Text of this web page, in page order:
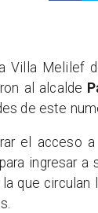
Villa Melilef
al alcalde
de este
el acceso
ingresar a
que